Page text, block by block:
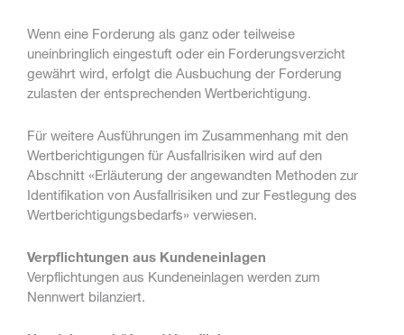
Wenn eine Forderung als ganz oder teilweise
uneinbringlich eingestuft oder ein Forderungsverzicht
gewährt wird, erfolgt die Ausbuchung der Forderung
zulasten der entsprechenden Wertberichtigung.
Für weitere Ausführungen im Zusammenhang mit den
Wertberichtigungen für Ausfallrisiken wird auf den
Abschnitt «Erläuterung der angewandten Methoden zur
Identifikation von Ausfallrisiken und zur Festlegung des
Wertberichtigungsbedarfs» verwiesen.
Verpflichtungen aus Kundeneinlagen
Verpflichtungen aus Kundeneinlagen werden zum
Nennwert bilanziert.